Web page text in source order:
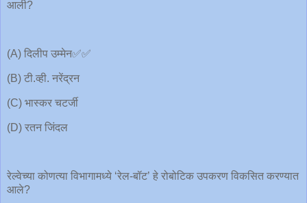
आली?
(A) दिलीप उम्मेन✅✅
(B) टी.व्ही. नरेंद्रन
(C) भास्कर चटर्जी
(D) रतन जिंदल
रेल्वेच्या कोणत्या विभागामध्ये ‘रेल-बॉट’ हे रोबोटिक उपकरण विकसित करण्यात
आले?